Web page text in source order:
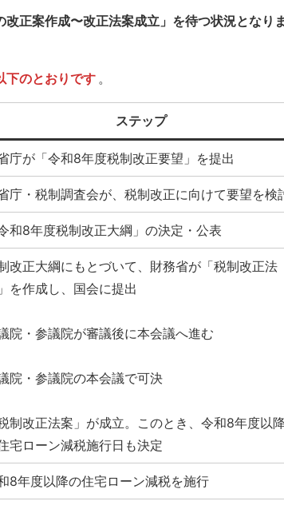
正案作成〜改正法案成立」を待つ状況となり
下のとおりです 。
ステップ
庁が「令和8年度税制改正要望」を提出
庁・税制調査会が、税制改正に向けて要望を検
令和8年度税制改正大綱」の決定・公表
改正大綱にもとづいて、財務省が「税制改正法
を作成し、国会に提出
院・参議院が審議後に本会議へ進む
院・参議院の本会議で可決
税制改正法案」が成立。このとき、令和8年度以降
宅ローン減税施行日も決定
8年度以降の住宅ローン減税を施行